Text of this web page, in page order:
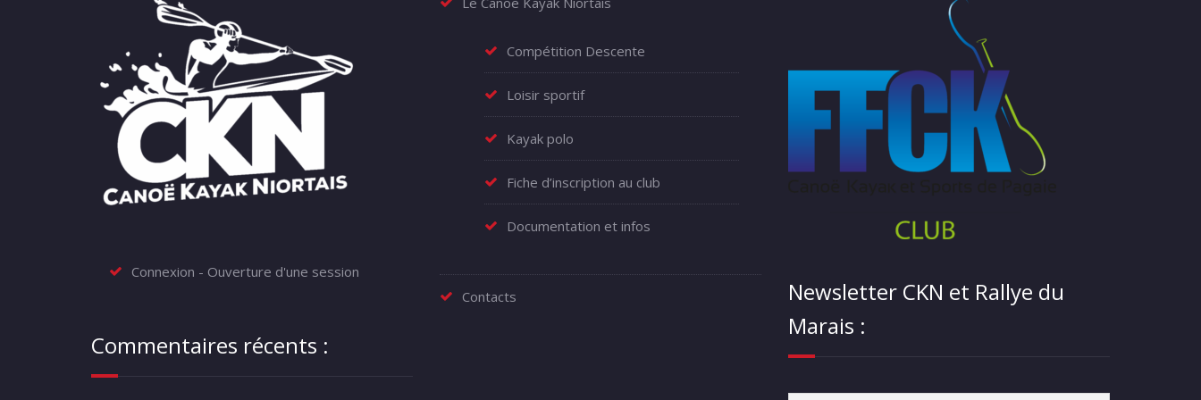
Connexion - Ouverture d'une session
Commentaires récents :
Compétition Descente
Loisir sportif
Kayak polo
Fiche d’inscription au club
Documentation et infos
Contacts
Newsletter CKN et Rallye du
Marais :